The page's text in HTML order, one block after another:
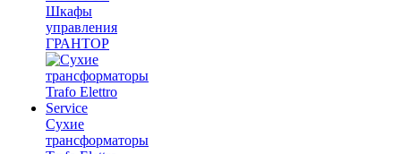
Шкафы
управления
ГРАНТОР
Сухие
трансформаторы